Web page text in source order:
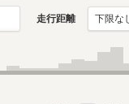
走行距離